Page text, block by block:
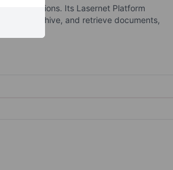
solutions. Its Lasernet Platform
archive, and retrieve documents,